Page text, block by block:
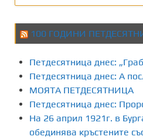
100 ГОДИНИ
Петдесятница днес:
Петдесятница днес: А
МОЯТА ПЕТДЕСЯТНИЦА
Петдесятница днес:
На 26 април 1921г. в
обединява кръстените